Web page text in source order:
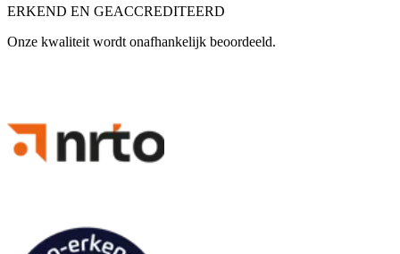
ERKEND EN GEACCREDITEERD
Onze kwaliteit wordt onafhankelijk beoordeeld.